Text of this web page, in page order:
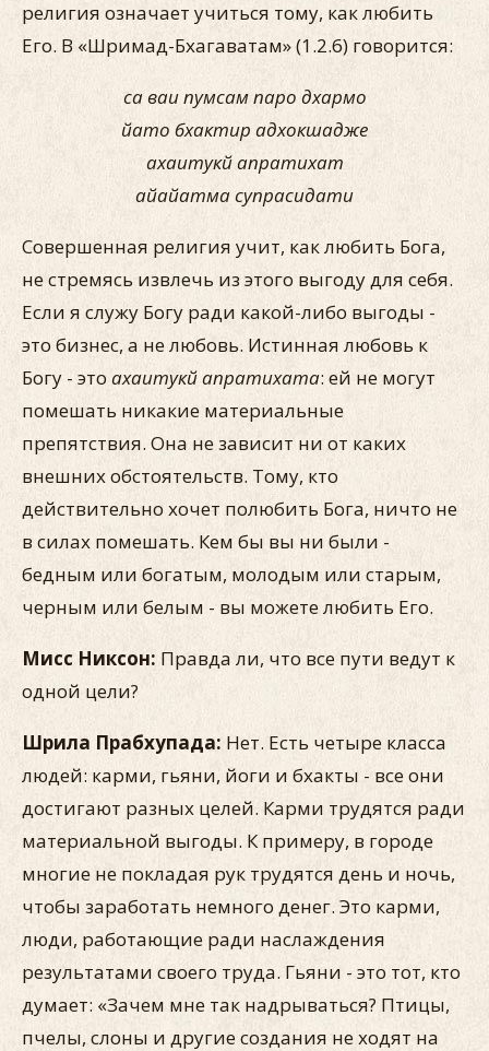
религия означает учиться тому, как любить
Его. В «Шримад-Бхагаватам» (1.2.6) говорится:
са ваи пумсам паро дхармо
йато бхактир адхокшадже
ахаитукй апратихат
айайатма супрасидати
Совершенная религия учит, как любить Бога,
не стремясь извлечь из этого выгоду для себя.
Если я служу Богу ради какой-либо выгоды -
это бизнес, а не любовь. Истинная любовь к
Богу - это ахаитукй апратихата: ей не могут
помешать никакие материальные
препятствия. Она не зависит ни от каких
внешних обстоятельств. Тому, кто
действительно хочет полюбить Бога, ничто не
в силах помешать. Кем бы вы ни были -
бедным или богатым, молодым или старым,
черным или белым - вы можете любить Его.
Мисс Никсон: Правда ли, что все пути ведут к
одной цели?
Шрила Прабхупада: Нет. Есть четыре класса
людей: карми, гьяни, йоги и бхакты - все они
достигают разных целей. Карми трудятся ради
материальной выгоды. К примеру, в городе
многие не покладая рук трудятся день и ночь,
чтобы заработать немного денег. Это карми,
люди, работающие ради наслаждения
результатами своего труда. Гьяни - это тот, кто
думает: «Зачем мне так надрываться? Птицы,
пчелы, слоны и другие создания не ходят на